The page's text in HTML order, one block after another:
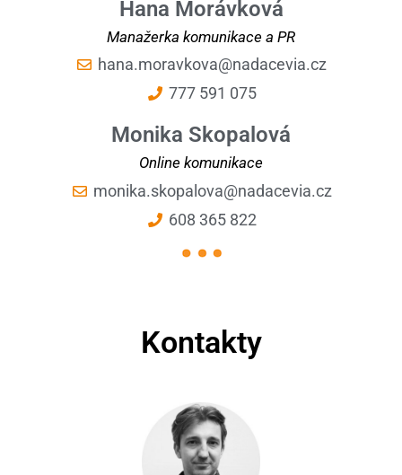
Hana Morávková
Manažerka komunikace a PR
hana.moravkova@nadacevia.cz
777 591 075
Monika Skopalová
Online komunikace
monika.skopalova@nadacevia.cz
608 365 822
Kontakty